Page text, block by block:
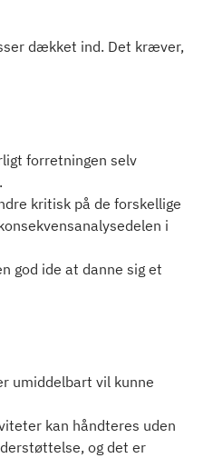
dækket ind. Det kræver,
forretningen selv
kritisk på de forskellige
i
god ide at danne sig et
umiddelbart vil kunne
kan håndteres uden
og det er